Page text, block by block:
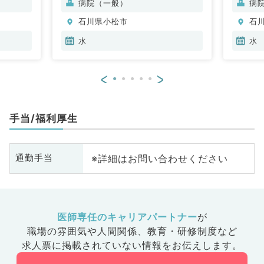
病院（一般）
石川県小松市
水
病
石
水
< >
手当/福利厚生
通勤手当 ※詳細はお問い合わせください
医師専任のキャリアパートナーが
職場の雰囲気や人間関係、 教育・研修制度など
求人票に掲載されていない情報をお伝えします。